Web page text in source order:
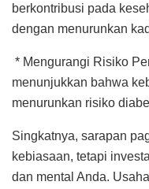
berkontribusi pada
dengan menurunkan
* Mengurangi Risiko
menunjukkan bahwa
menurunkan risiko
Singkatnya, sarapan
kebiasaan, tetapi
dan mental Anda.